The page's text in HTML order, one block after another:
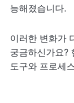
능해졌습니다.
이러한 변화가
궁금하신가요?
도구와 프로세